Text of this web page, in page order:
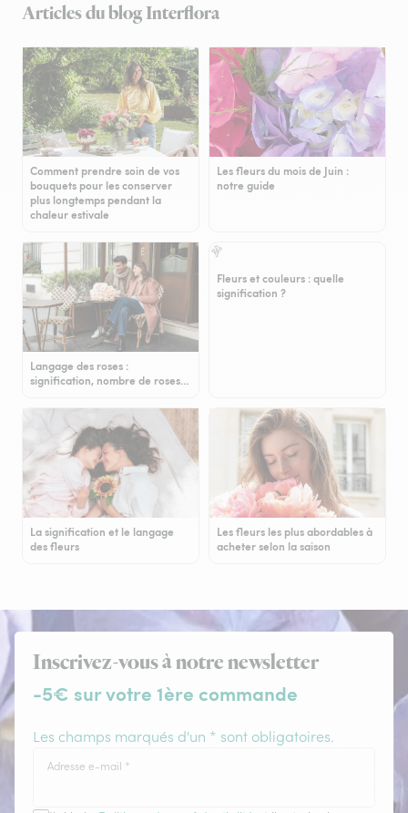
Articles du blog Interflora
Comment prendre soin de vos
bouquets pour les conserver
plus longtemps pendant la
chaleur estivale
Les fleurs du mois de Juin :
notre guide
Langage des roses :
signification, nombre de roses…
Fleurs et couleurs : quelle
signification ?
La signification et le langage
des fleurs
Les fleurs les plus abordables à
acheter selon la saison
Inscrivez-vous à notre newsletter
-5€ sur votre 1ère commande
Les champs marqués d'un * sont obligatoires.
Adresse e-mail *